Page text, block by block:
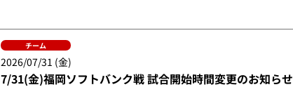
チーム
2026/07/31 (金)
7/31(金)福岡ソフトバンク戦 試合開始時間変更のお知らせ